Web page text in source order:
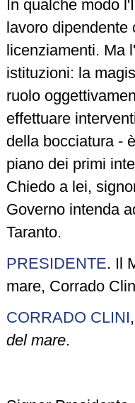
In qualche modo
lavoro dipendente
licenziamenti. Ma
istituzioni: la
ruolo
effettuare
della bocciatura -
piano dei primi
Chiedo a lei,
Governo intenda
Taranto.
PRESIDENTE. Il
mare, Corrado
CORRADO CLINI
del mare.